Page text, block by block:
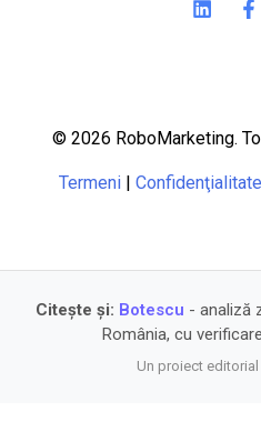
© 2026 RoboMarketing.
Termeni| Confidenţialitate
Citește și: Botescu - analiză
România, cu
Un proiect